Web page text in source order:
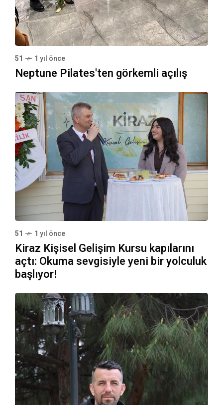
51 1 yıl önce
Neptune Pilates'ten görkemli açılış
51 1 yıl önce
Kiraz Kişisel Gelişim Kursu kapılarını
açtı: Okuma sevgisiyle yeni bir yolculuk
başlıyor!